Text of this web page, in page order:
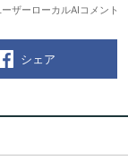
シェア